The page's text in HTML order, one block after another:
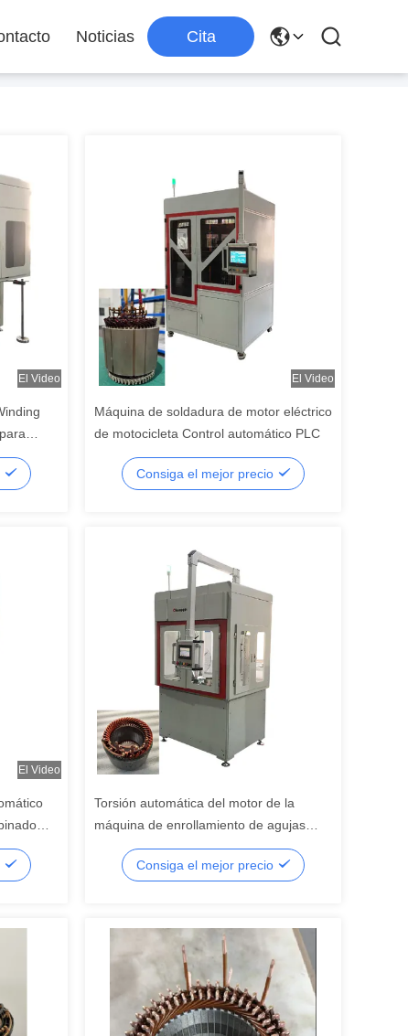
Noticias Cita
El Video El Video
Máquina de soldadura de motor eléctrico
de motocicleta Control automático PLC
Consiga el mejor precio
El Video
Torsión automática del motor de la
máquina de enrollamiento de agujas
para el estator de tres ruedas
Consiga el mejor precio